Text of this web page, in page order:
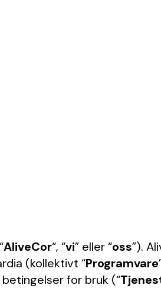
AliveCor“, “vi” eller “oss”).
(kollektivt “Programvare
for bruk (“